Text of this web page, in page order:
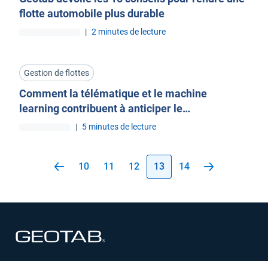
flotte automobile plus durable
| 2 minutes de lecture
Gestion de flottes
Comment la télématique et le machine
learning contribuent à anticiper le
ralentissement économique
| 5 minutes de lecture
10 11 12 13 14